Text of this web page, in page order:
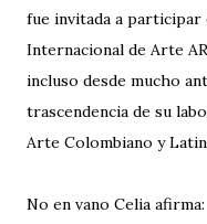
fue invitada a
Internacional de Arte
incluso desde mucho
trascendencia de su
Arte Colombiano y
No en vano Celia